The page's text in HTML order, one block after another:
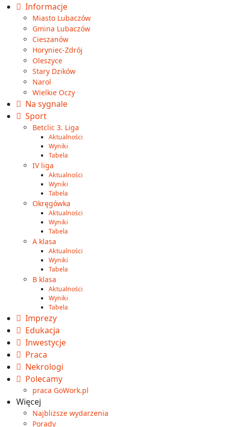
Informacje
Miasto Lubaczów
Gmina Lubaczów
Cieszanów
Horyniec-Zdrój
Oleszyce
Stary Dzików
Narol
Wielkie Oczy
Na sygnale
Sport
Betclic 3. Liga
Aktualności
Wyniki
Tabela
IV liga
Aktualności
Wyniki
Tabela
Okręgówka
Aktualności
Wyniki
Tabela
A klasa
Aktualności
Wyniki
Tabela
B klasa
Aktualności
Wyniki
Tabela
Imprezy
Edukacja
Inwestycje
Praca
Nekrologi
Polecamy
praca GoWork.pl
Więcej
Najbliższe wydarzenia
Porady